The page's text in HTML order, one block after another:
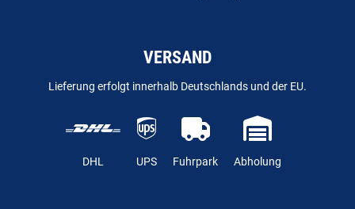
VERSAND
Lieferung erfolgt innerhalb Deutschlands und der EU.
DHL UPS Fuhrpark Abholung